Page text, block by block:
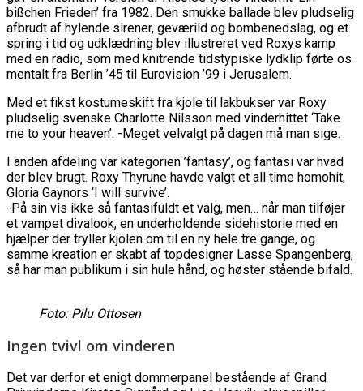
bißchen Frieden’ fra 1982. Den smukke ballade blev pludselig
afbrudt af hylende sirener, geværild og bombenedslag, og et
spring i tid og udklædning blev illustreret ved Roxys kamp
med en radio, som med knitrende tidstypiske lydklip førte os
mentalt fra Berlin ’45 til Eurovision ’99 i Jerusalem.
Med et fikst kostumeskift fra kjole til lakbukser var Roxy
pludselig svenske Charlotte Nilsson med vinderhittet ‘Take
me to your heaven’. -Meget velvalgt på dagen må man sige.
I anden afdeling var kategorien ’fantasy’, og fantasi var hvad
der blev brugt. Roxy Thyrune havde valgt et all time homohit,
Gloria Gaynors ‘I will survive’.
-På sin vis ikke så fantasifuldt et valg, men… når man tilføjer
et vampet divalook, en underholdende sidehistorie med en
hjælper der tryller kjolen om til en ny hele tre gange, og
samme kreation er skabt af topdesigner Lasse Spangenberg,
så har man publikum i sin hule hånd, og høster stående bifald.
Foto: Pilu Ottosen
Ingen tvivl om vinderen
Det var derfor et enigt dommerpanel bestående af Grand